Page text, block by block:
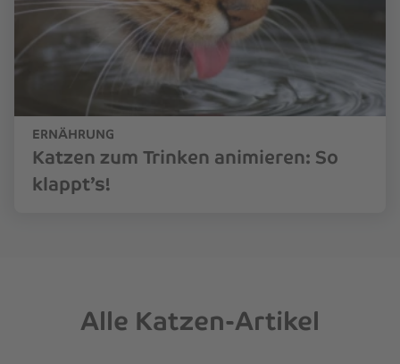
ERNÄHRUNG
Katzen zum Trinken animieren: So
klappt’s!
Alle Katzen-Artikel